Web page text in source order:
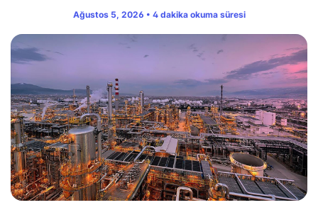
Ağustos 5, 2026 • 4 dakika okuma süresi